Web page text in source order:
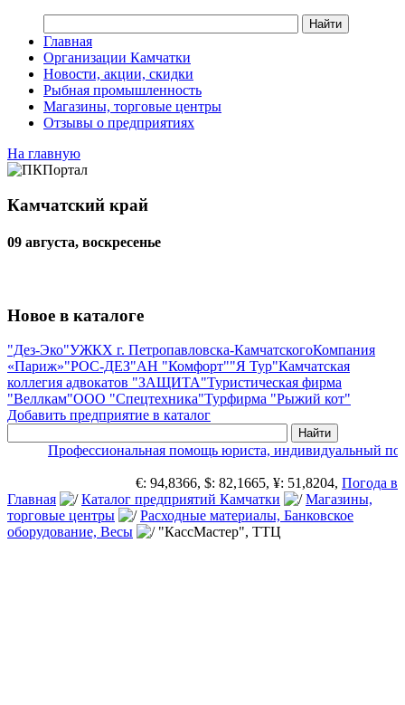
Главная
Организации Камчатки
Новости, акции, скидки
Рыбная промышленность
Магазины, торговые центры
Отзывы о предприятиях
На главную
Камчатский край
09 августа, воскресенье
Новое в каталоге
"Дез-Эко"УЖКХ г. Петропавловска-КамчатскогоКомпания
«Париж»"РОС-ДЕЗ"АН "Комфорт""Я Тур"Камчатская
коллегия адвокатов "ЗАЩИТА"Туристическая фирма
"Веллкам"ООО "Спецтехника"Турфирма "Рыжий кот"
Добавить предприятие в каталог
Профессиональная помощь юриста, индивидуальный
€: 94,8366, $: 82,1665, ¥: 51,8204,Погода в
Главная
Каталог предприятий Камчатки
Магазины,
торговые центры
Расходные материалы, Банковское
оборудование, Весы
"КассМастер", ТТЦ